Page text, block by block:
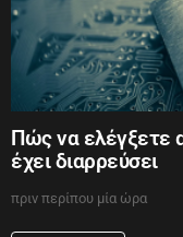
Πώς να ελέγξετε
έχει διαρρεύσει
πριν περίπου μία ώρα